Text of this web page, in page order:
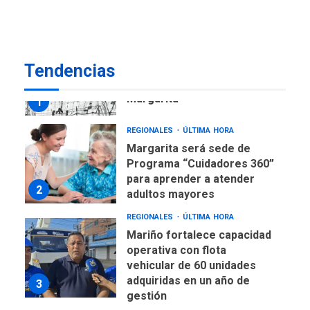
Tendencias
1
Margarita
2
REGIONALES ÚLTIMA HORA
Margarita será sede de
Programa “Cuidadores 360”
para aprender a atender
adultos mayores
3
REGIONALES ÚLTIMA HORA
Mariño fortalece capacidad
operativa con flota
vehicular de 60 unidades
adquiridas en un año de
gestión